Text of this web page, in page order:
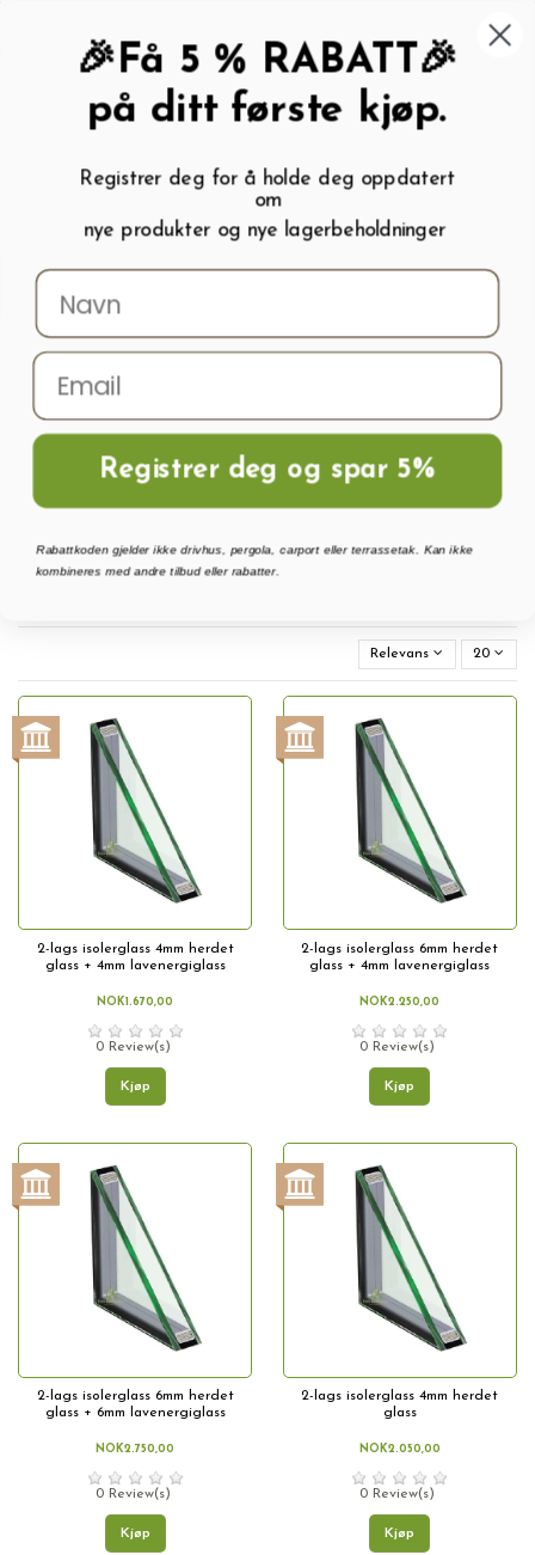
My wishlist ( 0
Menu Søk Logg inn Handlevogn
Hjem
Isolerglass med sikkerhetsglass
Isolerglass med sikkerhetsglass
Isolerglass med sikkerhetsglass
Relevans 20
2-lags isolerglass 4mm herdet
glass + 4mm lavenergiglass
NOK1.670,00
0 Review(s)
Kjøp
2-lags isolerglass 6mm herdet
glass + 4mm lavenergiglass
NOK2.250,00
0 Review(s)
Kjøp
2-lags isolerglass 6mm herdet
glass + 6mm lavenergiglass
NOK2.750,00
0 Review(s)
Kjøp
2-lags isolerglass 4mm herdet
glass
NOK2.050,00
0 Review(s)
Kjøp
🎉Få 5 % RABATT🎉
på ditt første kjøp.
Registrer deg for å holde deg oppdatert
om
nye produkter og nye lagerbeholdninger
Registrer deg og spar 5%
Rabattkoden gjelder ikke drivhus, pergola, carport eller terrassetak. Kan ikke
kombineres med andre tilbud eller rabatter.